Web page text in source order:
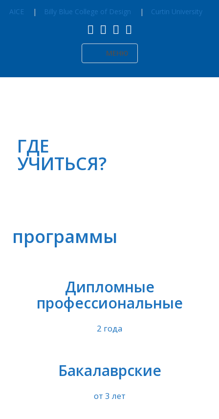
AICE Billy Blue College of Design Curtin University
МЕНЮ
ГДЕ
УЧИТЬСЯ?
программы
Дипломные
профессиональные
2 года
Бакалаврские
от 3 лет